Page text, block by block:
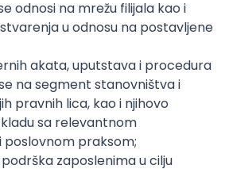
odnosi na mrežu filijala kao i
u odnosu na postavljene
akata, uputstava i procedura
na segment stanovništva i
pravnih lica, kao i njihovo
sa relevantnom
poslovnom praksom;
zaposlenima u cilju